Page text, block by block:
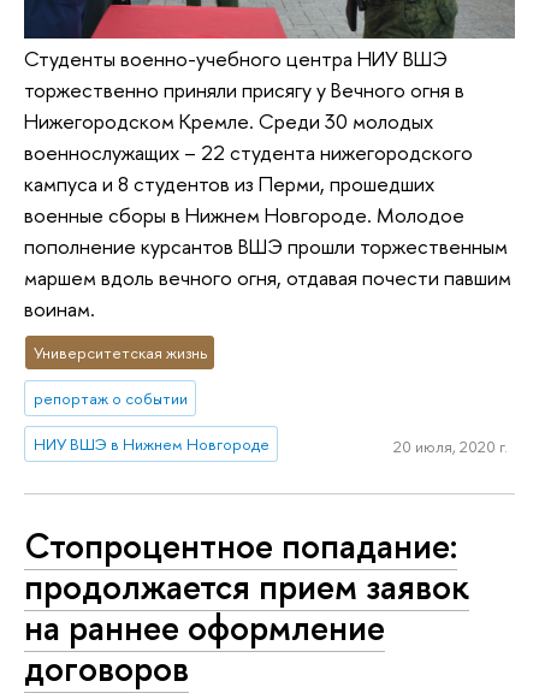
Студенты военно-учебного центра НИУ ВШЭ
торжественно приняли присягу у Вечного огня в
Нижегородском Кремле. Среди 30 молодых
военнослужащих – 22 студента нижегородского
кампуса и 8 студентов из Перми, прошедших
военные сборы в Нижнем Новгороде. Молодое
пополнение курсантов ВШЭ прошли торжественным
маршем вдоль вечного огня, отдавая почести павшим
воинам.
Университетская жизнь
репортаж о событии
НИУ ВШЭ в Нижнем Новгороде 20 июля, 2020 г.
Стопроцентное попадание:
продолжается прием заявок
на раннее оформление
договоров